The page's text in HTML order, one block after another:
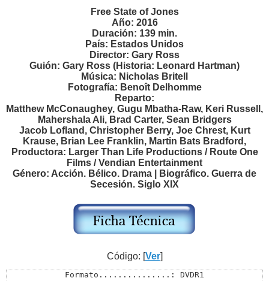
Free State of Jones
Año: 2016
Duración: 139 min.
País: Estados Unidos
Director: Gary Ross
Guión: Gary Ross (Historia: Leonard Hartman)
Música: Nicholas Britell
Fotografía: Benoît Delhomme
Reparto:
Matthew McConaughey, Gugu Mbatha-Raw, Keri Russell,
Mahershala Ali, Brad Carter, Sean Bridgers
Jacob Lofland, Christopher Berry, Joe Chrest, Kurt
Krause, Brian Lee Franklin, Martin Bats Bradford,
Productora: Larger Than Life Productions / Route One
Films / Vendian Entertainment
Género: Acción. Bélico. Drama | Biográfico. Guerra de
Secesión. Siglo XIX
Código: [Ver]
Formato...............: DVDR1